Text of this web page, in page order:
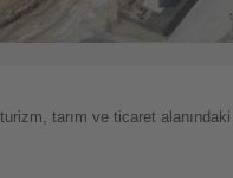
tarım ve ticaret